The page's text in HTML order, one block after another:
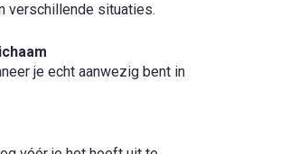
verschillende situaties.
je echt aanwezig bent in